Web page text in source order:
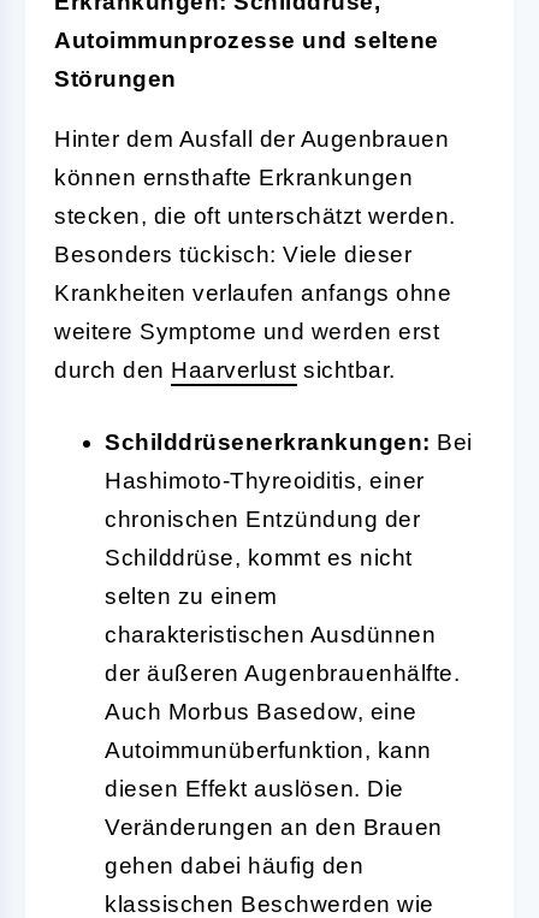
Autoimmunprozesse und seltene
Störungen
Hinter dem Ausfall der Augenbrauen
können ernsthafte Erkrankungen
stecken, die oft unterschätzt werden.
Besonders tückisch: Viele dieser
Krankheiten verlaufen anfangs ohne
weitere Symptome und werden erst
durch den Haarverlust sichtbar.
Schilddrüsenerkrankungen: Bei
Hashimoto-Thyreoiditis, einer
chronischen Entzündung der
Schilddrüse, kommt es nicht
selten zu einem
charakteristischen Ausdünnen
der äußeren Augenbrauenhälfte.
Auch Morbus Basedow, eine
Autoimmunüberfunktion, kann
diesen Effekt auslösen. Die
Veränderungen an den Brauen
gehen dabei häufig den
klassischen Beschwerden wie